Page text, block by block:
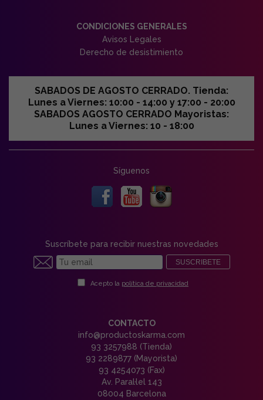
CONDICIONES GENERALES
Avisos Legales
Derecho de desistimiento
SABADOS DE AGOSTO CERRADO. Tienda:
Lunes a Viernes: 10:00 - 14:00 y 17:00 - 20:00
SABADOS AGOSTO CERRADO Mayoristas:
Lunes a Viernes: 10 - 18:00
Síguenos
Suscríbete para recibir nuestras novedades
SUSCRIBETE
Acepto la política de privacidad
CONTACTO
info@productoskarma.com
93 3257988 (Tienda)
93 2289877 (Mayorista)
93 4254073 (Fax)
Av. Paral·lel 143
08004 Barcelona